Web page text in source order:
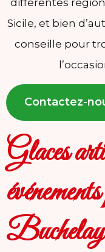
différentes
Sicile, et bien
conseille pour
Contactez-
Glaces
Buchelay